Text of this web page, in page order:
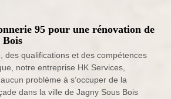
95 pour une rénovation de
Bois
des qualifications et des compétences
notre entreprise HK Services,
problème à s’occuper de la
dans la ville de Jagny Sous Bois